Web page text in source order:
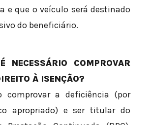
e que o veículo será destinado
do beneficiário.
COMPROVAR
À ISENÇÃO?
comprovar a deficiência (por
apropriado) e ser titular do